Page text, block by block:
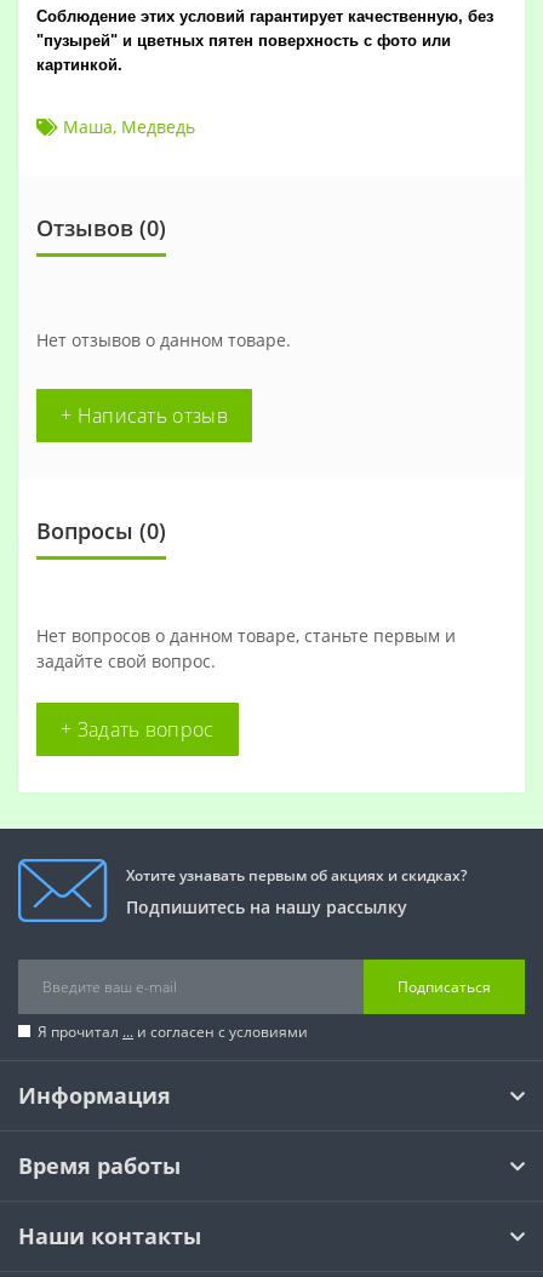
Соблюдение этих условий гарантирует качественную, без
"пузырей" и цветных пятен поверхность с фото или
картинкой.
Маша, Медведь
Отзывов (0)
Нет отзывов о данном товаре.
+ Написать отзыв
Вопросы (0)
Нет вопросов о данном товаре, станьте первым и
задайте свой вопрос.
+ Задать вопрос
Хотите узнавать первым об акциях и скидках?
Подпишитесь на нашу рассылку
Подписаться
Я прочитал ... и согласен с условиями
Информация
Время работы
Наши контакты